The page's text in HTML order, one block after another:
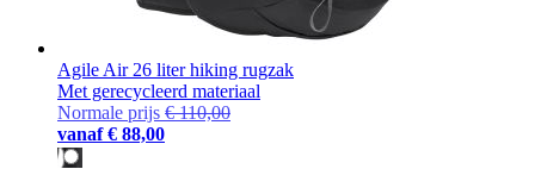
Agile Air 26 liter hiking rugzak
Met gerecycleerd materiaal
Normale prijs € 110,00
vanaf € 88,00